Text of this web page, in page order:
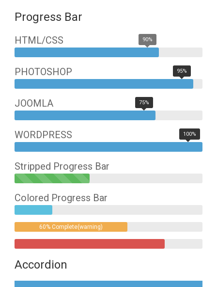
Progress Bar
HTML/CSS
PHOTOSHOP 95%
JOOMLA 75%
WORDPRESS 100%
Stripped Progress Bar
40%
Colored Progress Bar
60% Complete(warning)
Accordion